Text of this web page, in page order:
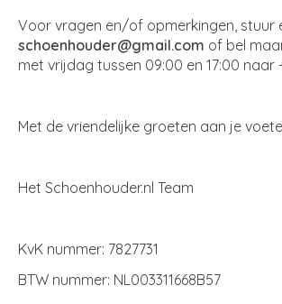
Voor vragen en/of opmerkingen, stuur
schoenhouder@gmail.com of bel
met vrijdag tussen 09:00 en 17:00 naar
Met de vriendelijke groeten aan je
Het Schoenhouder.nl Team
KvK nummer: 7827731
BTW nummer: NL003311668B57